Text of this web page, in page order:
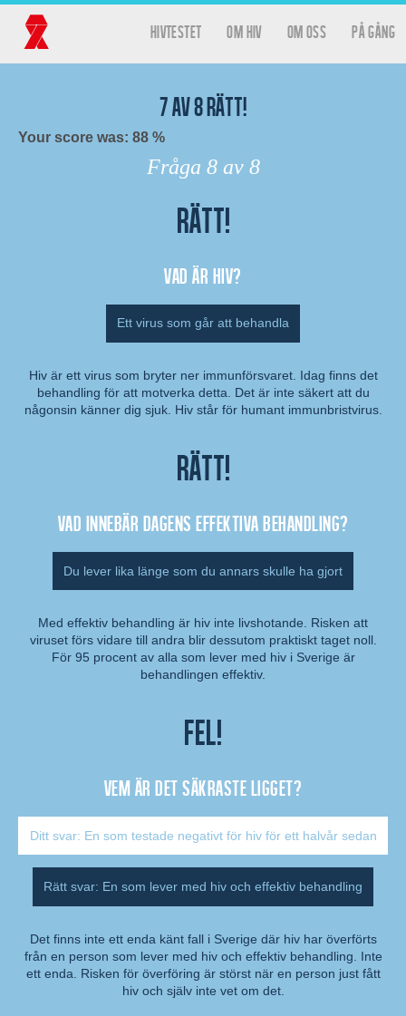
Huvudmeny
hivtestet Om HIV Om oss På gång
7av8rätt!
Your score was: 88 %
Fråga 8av 8
Rätt!
Vad är hiv?
Ett virus som går att behandla
Kommentar:
Hiv är ett virus som bryter ner immunförsvaret. Idag finns det
behandling för att motverka detta. Det är inte säkert att du
någonsin känner dig sjuk. Hiv står för humant immunbristvirus.
Rätt!
Vad innebär dagens effektiva behandling?
Du lever lika länge som du annars skulle ha gjort
Kommentar:
Med effektiv behandling är hiv inte livshotande. Risken att
viruset förs vidare till andra blir dessutom praktiskt taget noll.
För 95 procent av alla som lever med hiv i Sverige är
behandlingen effektiv.
Fel!
Vem är det säkraste ligget?
Ditt svar: En som testade negativt för hiv för ett halvår sedan
Rätt svar: En som lever med hiv och effektiv behandling
Kommentar:
Det finns inte ett enda känt fall i Sverige där hiv har överförts
från en person som lever med hiv och effektiv behandling. Inte
ett enda. Risken för överföring är störst när en person just fått
hiv och själv inte vet om det.